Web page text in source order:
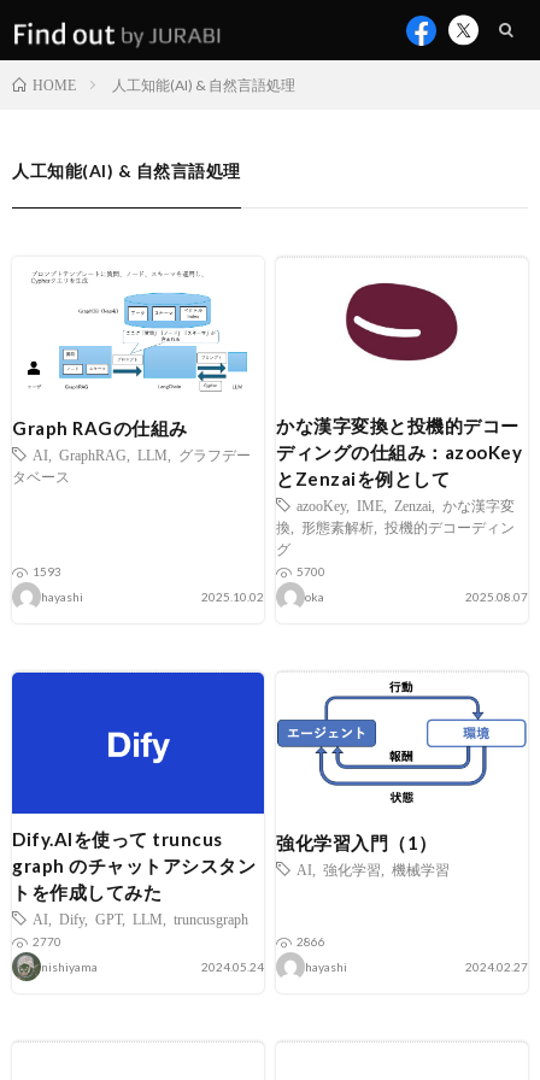
HOME 人工知能(AI) & 自然言語処理
人工知能(AI) & 自然言語処理
Graph RAGの仕組み
AI GraphRAG LLM
グラフデー
タベース
1593
hayashi
2025.10.02
かな漢字変換と投機的デコー
ディングの仕組み：azooKey
とZenzaiを例として
azooKey, IME Zenzai
かな漢字変
換
形態素解析
投機的デコーディン
グ
5700
oka
2025.08.07
Dify.AIを使って truncus
graph のチャットアシスタン
トを作成してみた
AI Dify, GPT, LLM
truncusgraph
2770
nishiyama
2024.05.24
強化学習入門（1）
AI 強化学習 機械学習
2866
hayashi
2024.02.27